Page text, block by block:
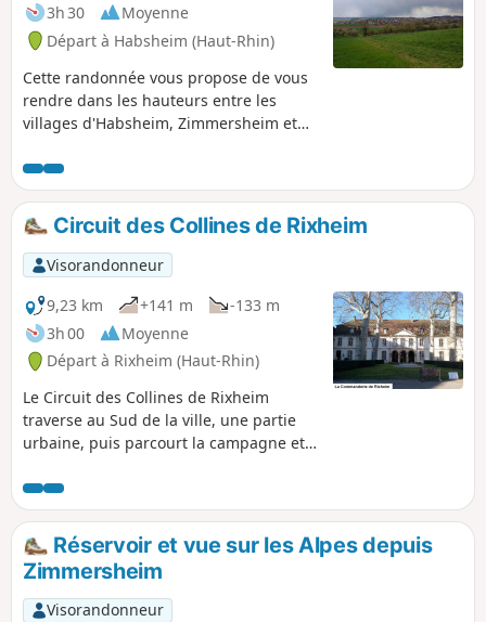
3h 30
Moyenne
Départ à Habsheim (Haut-Rhin)
Cette randonnée vous propose de vous
rendre dans les hauteurs entre les
villages d'Habsheim, Zimmersheim et
points de vue, avec de brefs passages
par de charmants lotissements de ces
trois villages.
Circuit des Collines de Rixheim
Visorandonneur
9,23 km
+141 m
-133 m
3h 00
Moyenne
Départ à Rixheim (Haut-Rhin)
Le Circuit des Collines de Rixheim
traverse au Sud de la ville, une partie
urbaine, puis parcourt la campagne et
plaine d’Alsace, offrant de belles vues
sur la Forêt de la Hardt, la Forêt-Noire,
le Jura, les Vosges, et, par temps clair,
sur les sommets des Alpes Suisses.
L’ensemble du circuit est balisé Anneau
Rouge par le Club-Vosgien.
Réservoir et vue sur les Alpes depuis
Zimmersheim
Visorandonneur